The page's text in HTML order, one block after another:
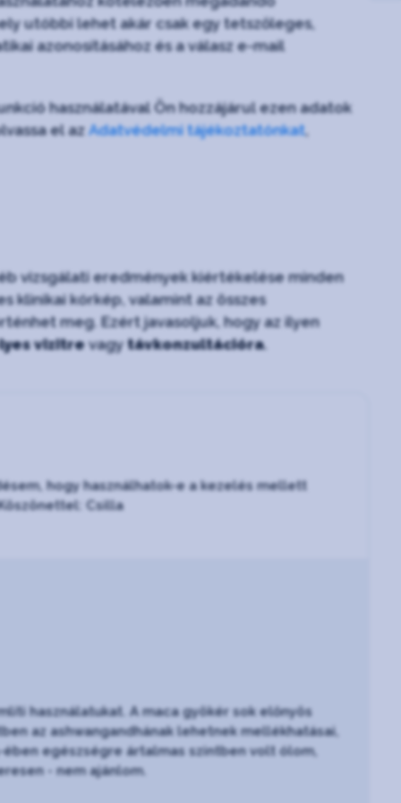
utóbbi lehet akár csak egy tetszőleges,
azonosításához és a válasz e-mail
használatával Ön hozzájárul ezen adatok
el azAdatvédelmi tájékoztatónkat,
vizsgálati eredmények kiértékelése minden
klinikai kórkép, valamint az összes
meg. Ezért javasoljuk, hogy az ilyen
vizitrevagytávkonzultációra.
hogy használhatok-e a kezelés mellett
Csilla
használatukat. A maca gyökér sok előnyös
az ashwangandhának lehetnek mellékhatásai,
egészségre ártalmas szintben volt ólom,
- nem ajánlom.